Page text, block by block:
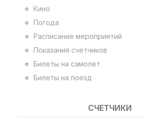
Кино
Погода
Расписание мероприятий
Показания счетчиков
Билеты на самолет
Билеты на поезд
СЧЕТЧИКИ